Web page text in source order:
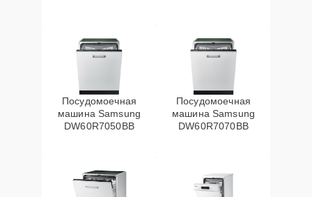
Посудомоечная
машина Samsung
DW60R7050BB
Посудомоечная
машина Samsung
DW60R7070BB